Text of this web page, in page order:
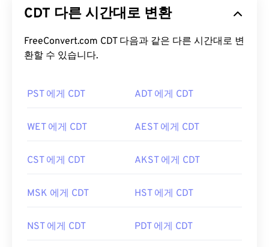
CDT 다른 시간대로 변환
FreeConvert.com CDT 다음과 같은 다른 시간대로 변
환할 수 있습니다.
PST 에게 CDT ADT 에게 CDT
WET 에게 CDT AEST 에게 CDT
CST 에게 CDT AKST 에게 CDT
MSK 에게 CDT HST 에게 CDT
NST 에게 CDT PDT 에게 CDT